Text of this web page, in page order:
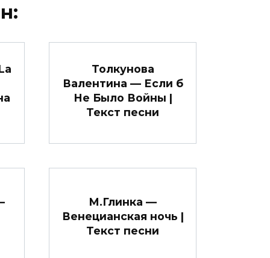
Толкунова
Валентина — Если б
Не Было Войны |
Текст песни
М.Глинка —
Венецианская ночь |
Текст песни